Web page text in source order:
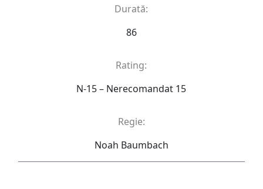
Durată:
86
Rating:
N-15 – Nerecomandat 15
Regie:
Noah Baumbach